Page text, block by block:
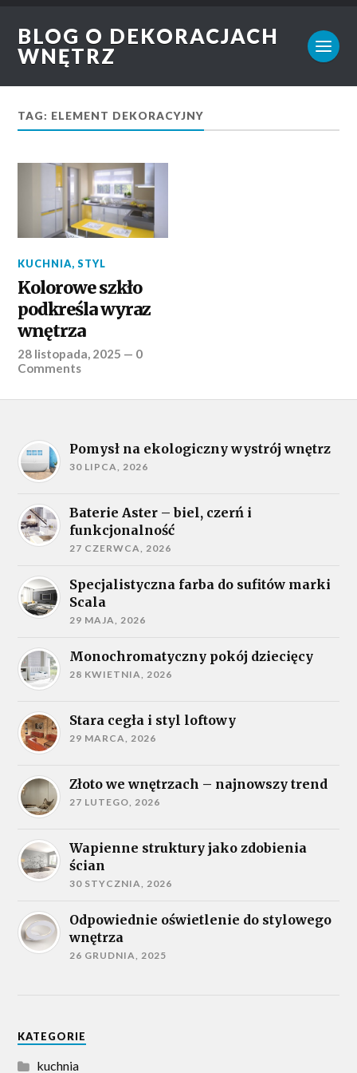
BLOG O DEKORACJACH
WNĘTRZ
TAG: ELEMENT DEKORACYJNY
KUCHNIA,STYL
Kolorowe szkło
podkreśla wyraz
wnętrza
28 listopada, 2025 — 0
Comments
Pomysł na ekologiczny wystrój wnętrz
30 LIPCA, 2026
Baterie Aster – biel, czerń i
funkcjonalność
27 CZERWCA, 2026
Specjalistyczna farba do sufitów marki
Scala
29 MAJA, 2026
Monochromatyczny pokój dziecięcy
28 KWIETNIA, 2026
Stara cegła i styl loftowy
29 MARCA, 2026
Złoto we wnętrzach – najnowszy trend
27 LUTEGO, 2026
Wapienne struktury jako zdobienia
ścian
30 STYCZNIA, 2026
Odpowiednie oświetlenie do stylowego
wnętrza
26 GRUDNIA, 2025
KATEGORIE
kuchnia